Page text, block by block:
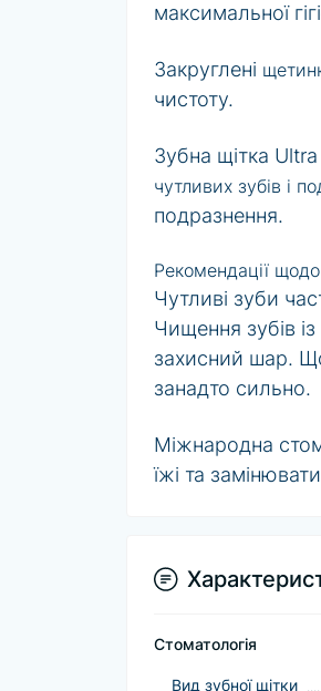
максимальної
Закруглені
чистоту.
Зубна щітка
чутливих зубів і
подразнення.
Рекомендації
Чутливі зуби
Чищення зубів
захисний шар.
занадто сильно.
Міжнародна
їжі та
Стоматологія
Вид зубної щітки